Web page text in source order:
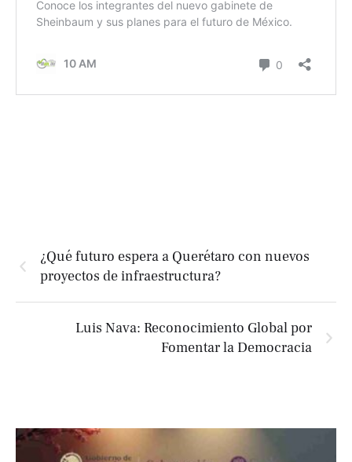
¿Qué futuro espera a Querétaro con nuevos
proyectos de infraestructura?
Luis Nava: Reconocimiento Global por
Fomentar la Democracia